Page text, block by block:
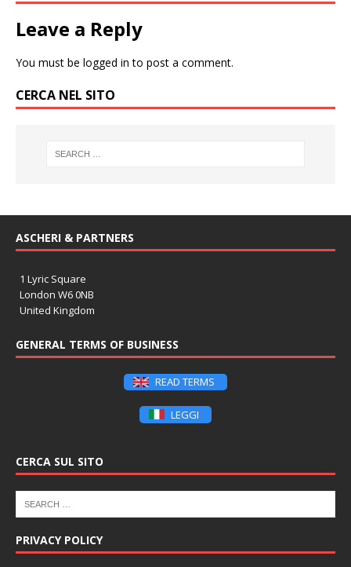
Leave a Reply
You must be logged in to post a comment.
CERCA NEL SITO
ASCHERI & PARTNERS
1 Lyric Square
London W6 0NB
United Kingdom
GENERAL TERMS OF BUSINESS
READ TERMS
LEGGI
CERCA SUL SITO
PRIVACY POLICY